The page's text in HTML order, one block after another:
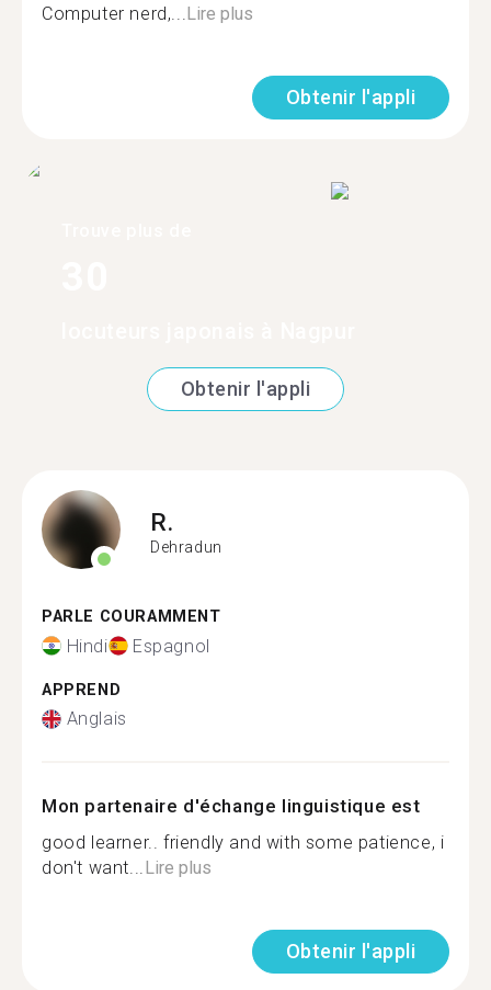
Computer nerd,... Lire plus
Obtenir l'appli
Obtenir l'appli
R.
Dehradun
PARLE COURAMMENT
Hindi Espagnol
APPREND
Anglais
Mon partenaire d'échange linguistique est
good learner.. friendly and with some patience, i
don't want...Lire plus
Obtenir l'appli